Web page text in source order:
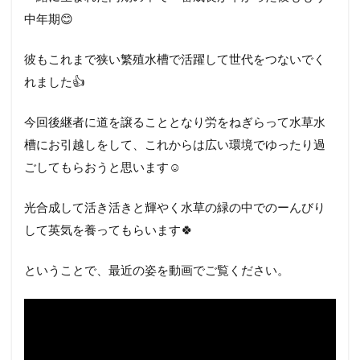
中年期😊
彼もこれまで狭い繁殖水槽で活躍して世代をつないでく
れました👍
今回後継者に道を譲ることとなり労をねぎらって水草水
槽にお引越しをして、これからは広い環境でゆったり過
ごしてもらおうと思います☺️
光合成して活き活きと輝やく水草の緑の中でのーんびり
して英気を養ってもらいます🍀
ということで、最近の姿を動画でご覧ください。